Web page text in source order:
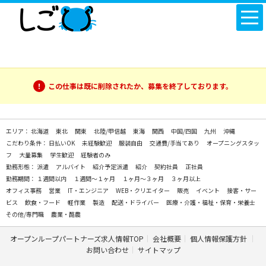
この仕事は既に削除されたか、募集を終了しております。
エリア： 北海道 東北 関東 北陸/甲信越 東海 関西 中国/四国 九州
沖縄
こだわり条件： 日払いOK 未経験歓迎 服装自由 交通費/手当てあり
オープニングスタッ
フ
大量募集 学生歓迎
経験者のみ
勤務形態： 派遣 アルバイト 紹介予定派遣 紹介 契約社員
正社員
勤務期間： １週間以内 １週間～１ヶ月 １ヶ月～３ヶ月
３ヶ月以上
オフィス事務
営業 IT・エンジニア WEB・クリエイター 販売 イベント
接客・サー
ビス
飲食・フード 軽作業 製造 配送・ドライバー
医療・介護・福祉・保育・栄養士
その他/専門職
農業・酪農
オープンループパートナーズ求人情報TOP 会社概要
個人情報保護方針
お問い合わせ
サイトマップ